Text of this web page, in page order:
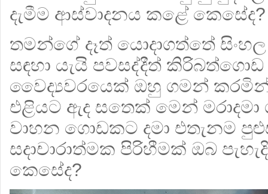
දැමීම ආස්වාදනය කළේ කෙසේද?
තමන්ගේ දෑත් යොදාගත්තේ
සඳහා යැයි පවසද්දීත්
වෛද්‍යවරයෙක් ඔහු ගමන්
එළියට ඇද සතෙක් මෙන්
වාහන ගොඩකට දමා එතැනම
සදාචාරාත්මක පිරිහීමක් ඔබ
කෙසේද?